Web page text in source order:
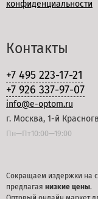
конфиденциальности
Контакты
+7 495 223-17-21
+7 926 337-97-07
info@e-optom.ru
г. Москва, 1-й
Пн—Пт10:00—19:00
Сокращаем издержки на
предлагая низкие цены.